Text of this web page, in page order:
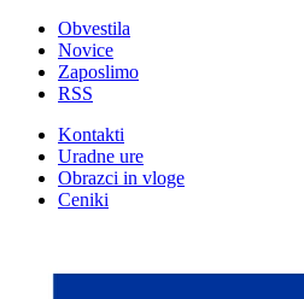
Obvestila
Novice
Zaposlimo
RSS
Kontakti
Uradne ure
Obrazci in vloge
Ceniki